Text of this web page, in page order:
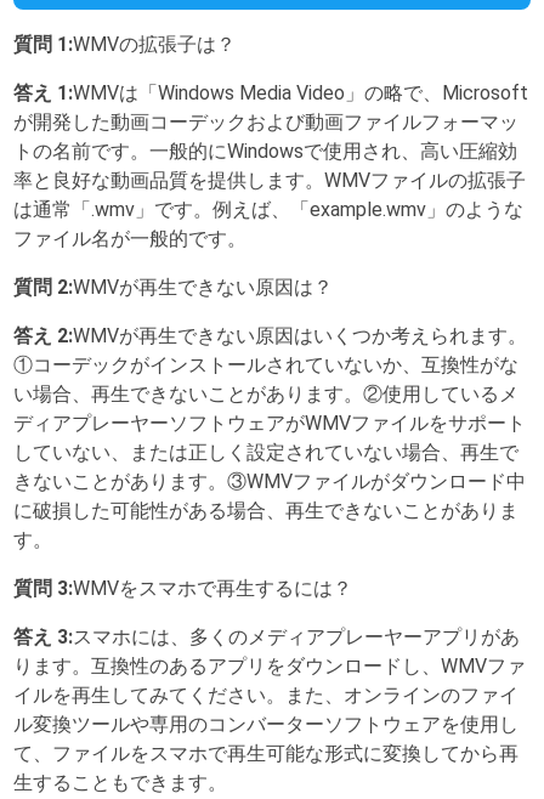
質問 1:WMVの拡張子は？
答え 1:WMVは「Windows Media Video」の略で、Microsoft
が開発した動画コーデックおよび動画ファイルフォーマッ
トの名前です。一般的にWindowsで使用され、高い圧縮効
率と良好な動画品質を提供します。WMVファイルの拡張子
は通常「.wmv」です。例えば、「example.wmv」のような
ファイル名が一般的です。
質問 2:WMVが再生できない原因は？
答え 2:WMVが再生できない原因はいくつか考えられます。
①コーデックがインストールされていないか、互換性がな
い場合、再生できないことがあります。②使用しているメ
ディアプレーヤーソフトウェアがWMVファイルをサポート
していない、または正しく設定されていない場合、再生で
きないことがあります。③WMVファイルがダウンロード中
に破損した可能性がある場合、再生できないことがありま
す。
質問 3:WMVをスマホで再生するには？
答え 3:スマホには、多くのメディアプレーヤーアプリがあ
ります。互換性のあるアプリをダウンロードし、WMVファ
イルを再生してみてください。また、オンラインのファイ
ル変換ツールや専用のコンバーターソフトウェアを使用し
て、ファイルをスマホで再生可能な形式に変換してから再
生することもできます。